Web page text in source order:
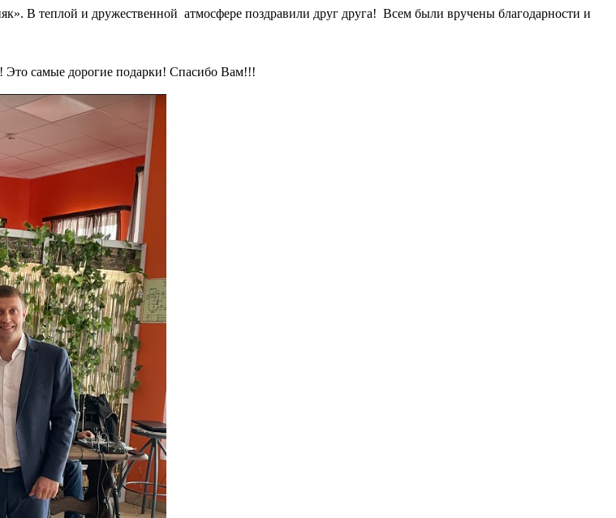
В теплой и дружественной атмосфере поздравили друг друга! Всем были вручены благодарности и
Это самые дорогие подарки! Спасибо Вам!!!